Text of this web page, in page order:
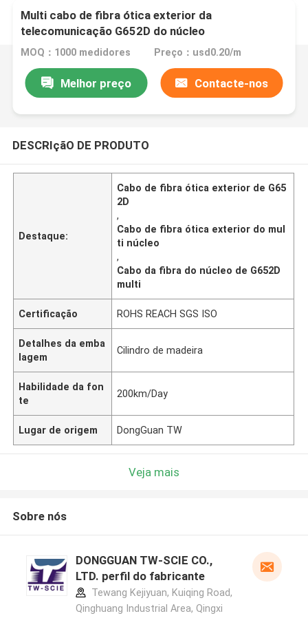
Multi cabo de fibra ótica exterior da
telecomunicação G652D do núcleo
MOQ：1000 medidores Preço：usd0.20/m
Melhor preço Contacte-nos
DESCRIçãO DE PRODUTO
Destaque:
Cabo de fibra ótica exterior de G65
2D
,
Cabo de fibra ótica exterior do mul
ti núcleo
,
Cabo da fibra do núcleo de G652D
multi
Certificação ROHS REACH SGS ISO
Detalhes da emba
lagem
Cilindro de madeira
Habilidade da fon
te
200km/Day
Lugar de origem DongGuan TW
Veja mais
Sobre nós
DONGGUAN TW-SCIE CO.,
LTD. perfil do fabricante
Tewang Kejiyuan, Kuiqing Road,
Qinghuang Industrial Area, Qingxi